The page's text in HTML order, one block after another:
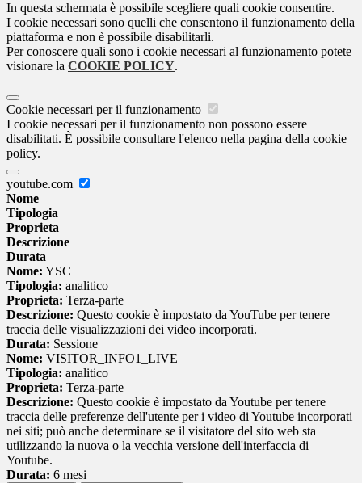
In questa schermata è possibile scegliere quali cookie consentire.
I cookie necessari sono quelli che consentono il funzionamento della
piattaforma e non è possibile disabilitarli.
Per conoscere quali sono i cookie necessari al funzionamento potete
visionare la COOKIE POLICY.
Cookie necessari per il funzionamento
I cookie necessari per il funzionamento non possono essere
disabilitati. È possibile consultare l'elenco nella pagina della cookie
policy.
youtube.com
Nome
Tipologia
Proprieta
Descrizione
Durata
Nome: YSC
Tipologia: analitico
Proprieta: Terza-parte
Descrizione: Questo cookie è impostato da YouTube per tenere
traccia delle visualizzazioni dei video incorporati.
Durata: Sessione
Nome: VISITOR_INFO1_LIVE
Tipologia: analitico
Proprieta: Terza-parte
Descrizione: Questo cookie è impostato da Youtube per tenere
traccia delle preferenze dell'utente per i video di Youtube incorporati
nei siti; può anche determinare se il visitatore del sito web sta
utilizzando la nuova o la vecchia versione dell'interfaccia di
Youtube.
Durata: 6 mesi